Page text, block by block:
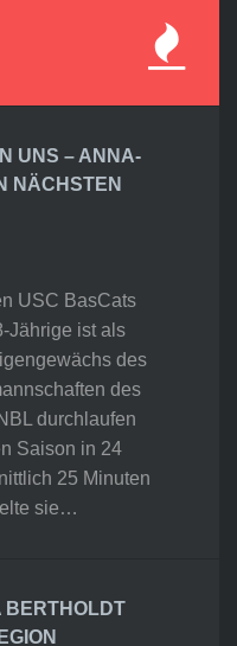
UNS – ANNA-
NÄCHSTEN
USC BasCats
Jährige ist als
des
des
durchlaufen
Saison in 24
25 Minuten
sie…
BERTHOLDT